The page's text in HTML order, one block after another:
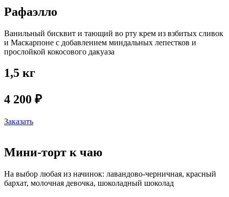
Рафаэлло
Ванильный бисквит и тающий во рту крем из взбитых сливок
и Маскарпоне с добавлением миндальных лепестков и
прослойкой кокосового дакуаза
1,5 кг
4 200 ₽
Заказать
Мини-торт к чаю
На выбор любая из начинок: лавандово-черничная, красный
бархат, молочная девочка, шоколадный шоколад